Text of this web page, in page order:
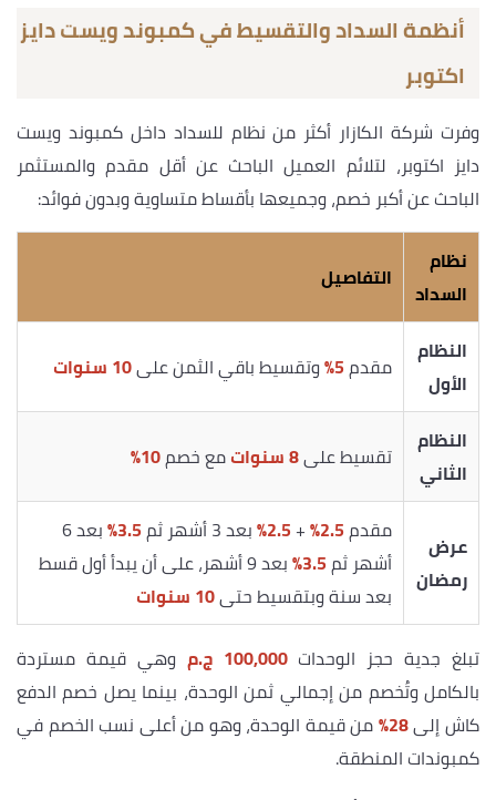
أنظمة السداد والتقسيط في كمبوند ويست دايز
اكتوبر
وفرت شركة الكازار أكثر من نظام للسداد داخل كمبوند ويست
دايز اكتوبر، لتلائم العميل الباحث عن أقل مقدم والمستثمر
الباحث عن أكبر خصم، وجميعها بأقساط متساوية وبدون فوائد:
نظام
السداد
التفاصيل
النظام
الأول
مقدم5% وتقسيط باقي الثمن على10 سنوات
النظام
الثاني
تقسيط على8 سنوات مع خصم10%
عرض
رمضان
مقدم2.5%
+
2.5% بعد 3 أشهر ثم 3.5%
بعد 6
أشهر ثم3.5%
بعد 9 أشهر، على أن يبدأ أول قسط
بعد سنة وبتقسيط حتى10 سنوات
تبلغ جدية حجز الوحدات100,000 ج.م
وهي قيمة مستردة
بالكامل وتُخصم من إجمالي ثمن الوحدة، بينما يصل خصم الدفع
كاش إلى28% من قيمة الوحدة، وهو من أعلى نسب الخصم في
كمبوندات المنطقة.